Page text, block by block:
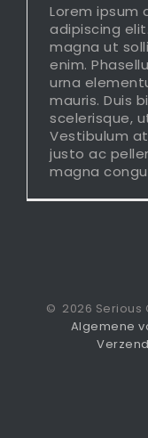
Lorem
adipiscing
magna ut
enim.
urna
mauris. Duis
scelerisque,
Vestibulum
justo ac
magna
© 2026
Algemene